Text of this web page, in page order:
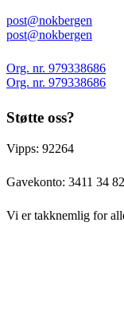
post@nokbergen
post@nokbergen
Org. nr. 979338686
Org. nr. 979338686
Støtte oss?
Vipps: 92264
Gavekonto: 3411 34
Vi er takknemlig for